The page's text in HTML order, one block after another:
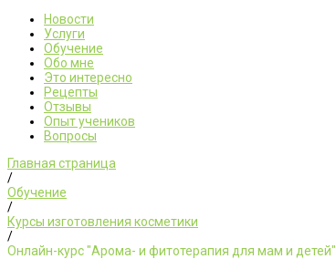
Новости
Услуги
Обучение
Обо мне
Это интересно
Рецепты
Отзывы
Опыт учеников
Вопросы
Главная страница
/
Обучение
/
Курсы изготовления косметики
/
Онлайн-курс "Арома- и фитотерапия для мам и детей"